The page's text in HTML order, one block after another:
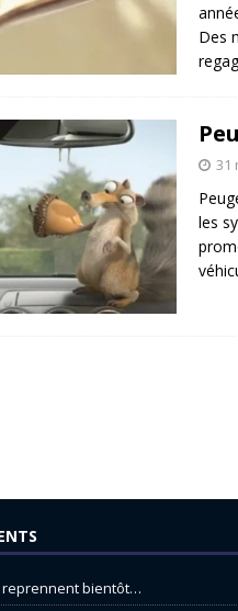
Des
31
les
reprennent bientôt…